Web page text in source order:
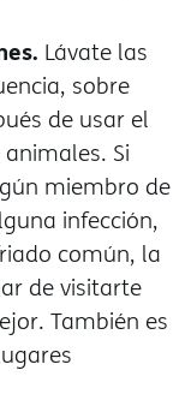
Lávate las
sobre
de usar el
Si
miembro de
infección,
común, la
de visitarte
También es